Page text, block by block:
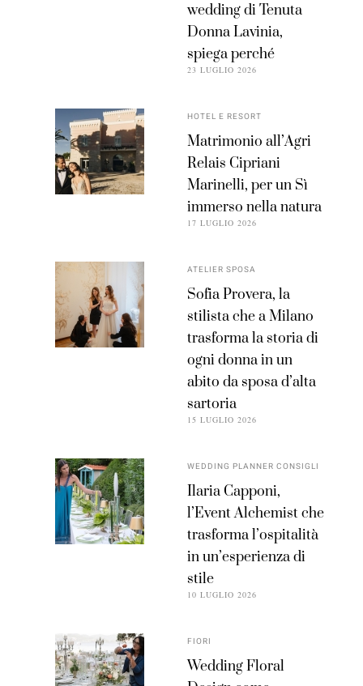
wedding di Tenuta
Donna Lavinia,
spiega perché
23 LUGLIO 2026
HOTEL E RESORT
Matrimonio all’Agri
Relais Cipriani
Marinelli, per un Sì
immerso nella natura
17 LUGLIO 2026
ATELIER SPOSA
Sofia Provera, la
stilista che a Milano
trasforma la storia di
ogni donna in un
abito da sposa d’alta
sartoria
15 LUGLIO 2026
WEDDING PLANNER CONSIGLI
Ilaria Capponi,
l’Event Alchemist che
trasforma l’ospitalità
in un’esperienza di
stile
10 LUGLIO 2026
FIORI
Wedding Floral